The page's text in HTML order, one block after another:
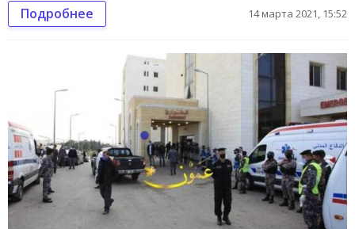
Подробнее 14 марта 2021, 15:52